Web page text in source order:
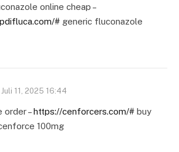
online cheap –
# generic fluconazole
Juli 11, 2025 16:44
order –https://cenforcers.com/# buy
100mg